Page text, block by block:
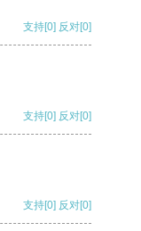
支持[0] 反对[0]
支持[0] 反对[0]
支持[0] 反对[0]